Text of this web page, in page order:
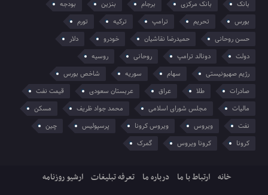
بانک
بانک مرکزی برجام بنزین
بودجه
بورس
تحریم ترامپ ترکیه
تورم
حسن روحانی
حمیدرضا نقاشیان خودرو
دلار
دولت
دونالد ترامپ روحانی
روسیه
رژیم صهیونیستی
سهام سوریه
شاخص بورس
صادرات
طلا عراق عربستان سعودی
قیمت نفت
مالیات
مجلس شورای اسلامی محمد جواد ظریف
مسکن
نفت
ویروس ویروس کرونا پرسپولیس
چین
کرونا
کرونا ویروس گمرک
خانه ارتباط با ما درباره ما تعرفه تبلیغات ارشیو روزنامه